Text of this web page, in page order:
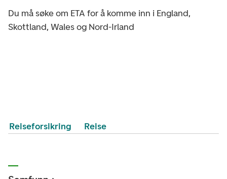
Du må søke om ETA for å komme inn i England,
Skottland, Wales og Nord-Irland
Reiseforsikring Reise